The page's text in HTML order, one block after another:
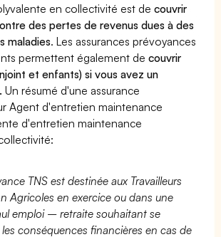
en collectivité est decouvrir
des pertes de revenus dues à des
maladies. Les assurances prévoyances
permettent également decouvrir
et enfants) si vous avez un
Un résumé d'une assurance
Agent d'entretien maintenance
d'entretien maintenance
TNS est destinée aux Travailleurs
Agricoles en exercice ou dans une
emploi – retraite souhaitant se
conséquences financières en cas de